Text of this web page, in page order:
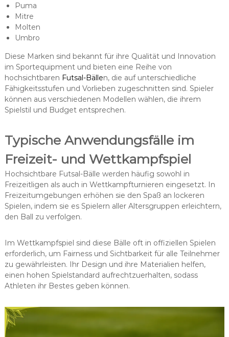
Puma
Mitre
Molten
Umbro
Diese Marken sind bekannt für ihre Qualität und Innovation
im Sportequipment und bieten eine Reihe von
hochsichtbaren Futsal-Bällen, die auf unterschiedliche
Fähigkeitsstufen und Vorlieben zugeschnitten sind. Spieler
können aus verschiedenen Modellen wählen, die ihrem
Spielstil und Budget entsprechen.
Typische Anwendungsfälle im
Freizeit- und Wettkampfspiel
Hochsichtbare Futsal-Bälle werden häufig sowohl in
Freizeitligen als auch in Wettkampfturnieren eingesetzt. In
Freizeitumgebungen erhöhen sie den Spaß an lockeren
Spielen, indem sie es Spielern aller Altersgruppen erleichtern,
den Ball zu verfolgen.
Im Wettkampfspiel sind diese Bälle oft in offiziellen Spielen
erforderlich, um Fairness und Sichtbarkeit für alle Teilnehmer
zu gewährleisten. Ihr Design und ihre Materialien helfen,
einen hohen Spielstandard aufrechtzuerhalten, sodass
Athleten ihr Bestes geben können.